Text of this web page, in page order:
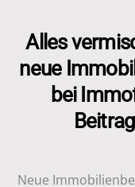
Alles
neue
bei
Neue